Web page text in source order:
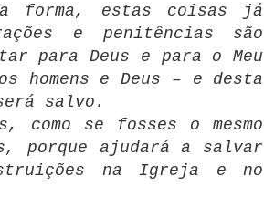
forma, estas coisas já
e penitências são
para Deus e para o Meu
homens e Deus – e desta
salvo.
se fosses o mesmo
porque ajudará a salvar
na Igreja e no